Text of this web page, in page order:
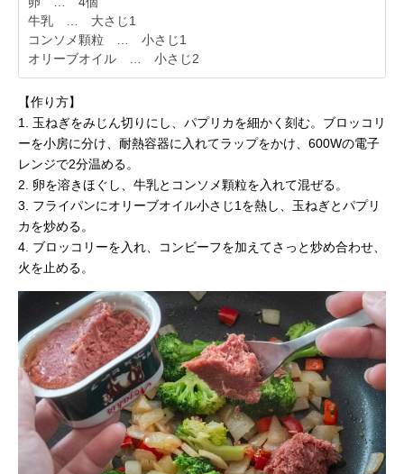
牛乳 … 大さじ1
コンソメ顆粒 … 小さじ1
オリーブオイル … 小さじ2
【作り方】
1. 玉ねぎをみじん切りにし、パプリカを細かく刻む。ブロッコリ
ーを小房に分け、耐熱容器に入れてラップをかけ、600Wの電子
レンジで2分温める。
2. 卵を溶きほぐし、牛乳とコンソメ顆粒を入れて混ぜる。
3. フライパンにオリーブオイル小さじ1を熱し、玉ねぎとパプリ
カを炒める。
4. ブロッコリーを入れ、コンビーフを加えてさっと炒め合わせ、
火を止める。